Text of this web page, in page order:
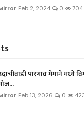
Feb 2, 2024 0 704
पारगाव मेमाने मध्ये
Feb 13, 2026 0